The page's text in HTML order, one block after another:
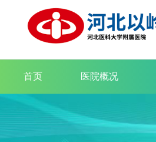
首页 医院概况